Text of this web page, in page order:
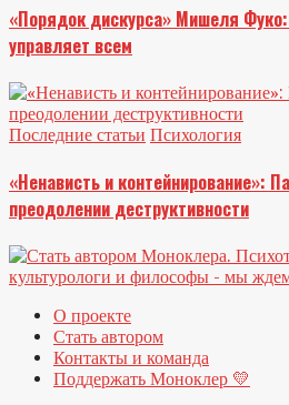
«Порядок дискурса» Мишеля
управляет всем
Последние статьи Психология
«Ненависть и контейнирование»:
преодолении деструктивности
О проекте
Стать автором
Контакты и команда
Поддержать Моноклер 💛